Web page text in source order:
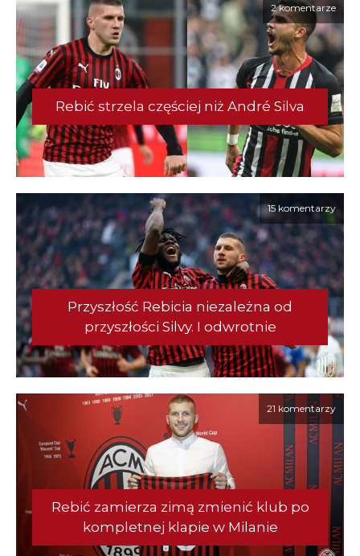
2 komentarze
Rebić strzela częściej niż André Silva
15 komentarzy
Przyszłość Rebicia niezależna od
przyszłości Silvy. I odwrotnie
21 komentarzy
Rebić zamierza zimą zmienić klub po
kompletnej klapie w Milanie